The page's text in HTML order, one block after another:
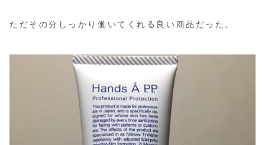
ただその分しっかり働いてくれる良い商品だった。